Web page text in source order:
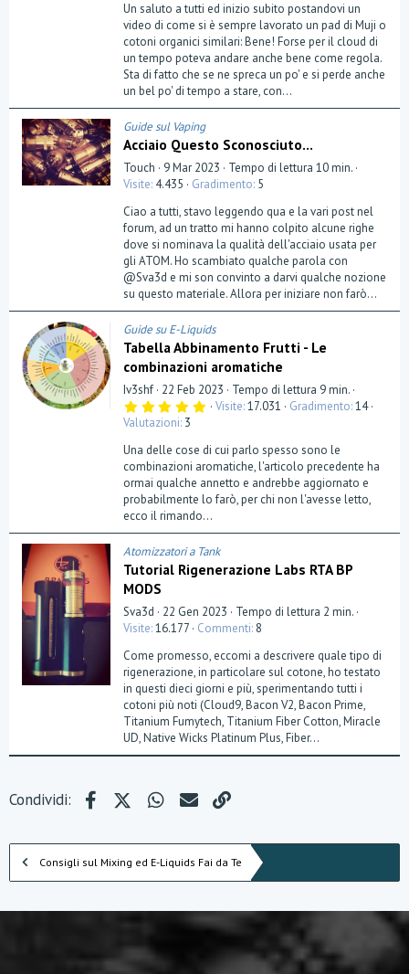
s
e
l
l
a
(
e
)
Un saluto a tutti ed inizio subito postandovi un
video di come si è sempre lavorato un pad di Muji o
cotoni organici similari: Bene! Forse per il cloud di
un tempo poteva andare anche bene come regola.
Sta di fatto che se ne spreca un po' e si perde anche
un bel po' di tempo a stare, con...
Guide sul Vaping
Acciaio Questo Sconosciuto...
Touch 9 Mar 2023
Tempo di lettura 10 min.
Visite 4.435 Gradimento 5
Ciao a tutti, stavo leggendo qua e la vari post nel
forum, ad un tratto mi hanno colpito alcune righe
dove si nominava la qualità dell'acciaio usata per
gli ATOM. Ho scambiato qualche parola con
@Sva3d e mi son convinto a darvi qualche nozione
su questo materiale. Allora per iniziare non farò...
Guide su E-Liquids
Tabella Abbinamento Frutti - Le
combinazioni aromatiche
Iv3shf 22 Feb 2023
Tempo di lettura 9 min.
5
0
s
t
e
l
l
(
e
)
Visite 17.031 Gradimento 14
Valutazioni 3
Una delle cose di cui parlo spesso sono le
combinazioni aromatiche, l'articolo precedente ha
ormai qualche annetto e andrebbe aggiornato e
probabilmente lo farò, per chi non l'avesse letto,
ecco il rimando...
Atomizzatori a Tank
Tutorial Rigenerazione Labs RTA BP
MODS
Sva3d 22 Gen 2023
Tempo di lettura 2 min.
Visite 16.177 Commenti 8
Come promesso, eccomi a descrivere quale tipo di
rigenerazione, in particolare sul cotone, ho testato
in questi dieci giorni e più, sperimentando tutti i
cotoni più noti (Cloud9, Bacon V2, Bacon Prime,
Titanium Fumytech, Titanium Fiber Cotton, Miracle
UD, Native Wicks Platinum Plus, Fiber...
Condividi: FacebookX (Twitter)WhatsApp
e-mail
Consigli sul Mixing ed E-Liquids Fai da Te